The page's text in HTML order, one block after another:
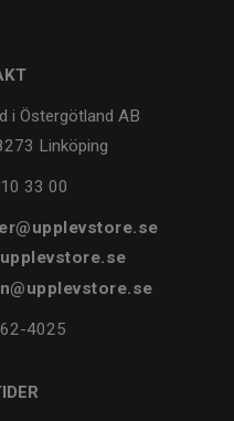
i Östergötland AB
Linköping
33 00
4025